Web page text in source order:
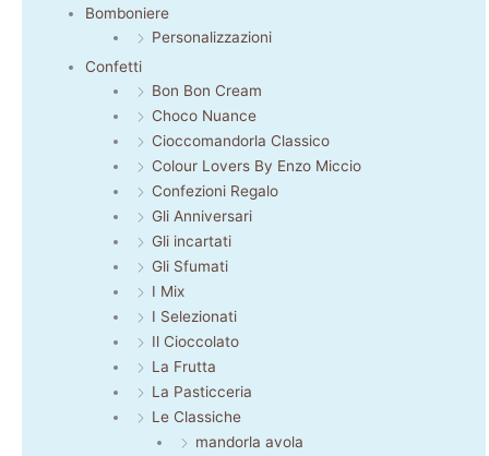
Bomboniere
Personalizzazioni
Confetti
Bon Bon Cream
Choco Nuance
Cioccomandorla Classico
Colour Lovers By Enzo Miccio
Confezioni Regalo
Gli Anniversari
Gli incartati
Gli Sfumati
I Mix
I Selezionati
Il Cioccolato
La Frutta
La Pasticceria
Le Classiche
mandorla avola